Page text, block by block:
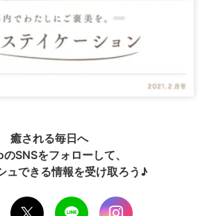
癒される毎日へ
SNSをフォローして、
ュできる情報を受け取ろう♪